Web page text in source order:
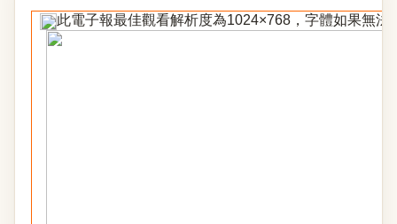
此電子報最佳觀看解析度為1024×768，字體如果無法